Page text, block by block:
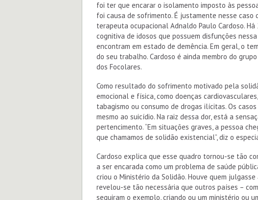
foi ter que encarar o isolamento imposto às
foi causa de sofrimento. É justamente nesse
terapeuta ocupacional Adnaldo Paulo Cardoso.
cognitiva de idosos que possuem disfunções
encontram em estado de demência. Em geral, o
do seu trabalho. Cardoso é ainda membro do
dos Focolares.
Como resultado do sofrimento motivado pela
emocional e física, como doenças
tabagismo ou consumo de drogas ilícitas. Os
mesmo ao suicídio. Na raiz dessa dor, está a
pertencimento. “Em situações graves, a pessoa
que chamamos de solidão existencial”, diz o
Cardoso explica que esse quadro tornou-se tão
a ser encarada como um problema de saúde
criou o Ministério da Solidão. Houve quem
revelou-se tão necessária que outros países –
seguiram o exemplo, criando ou um ministério ou